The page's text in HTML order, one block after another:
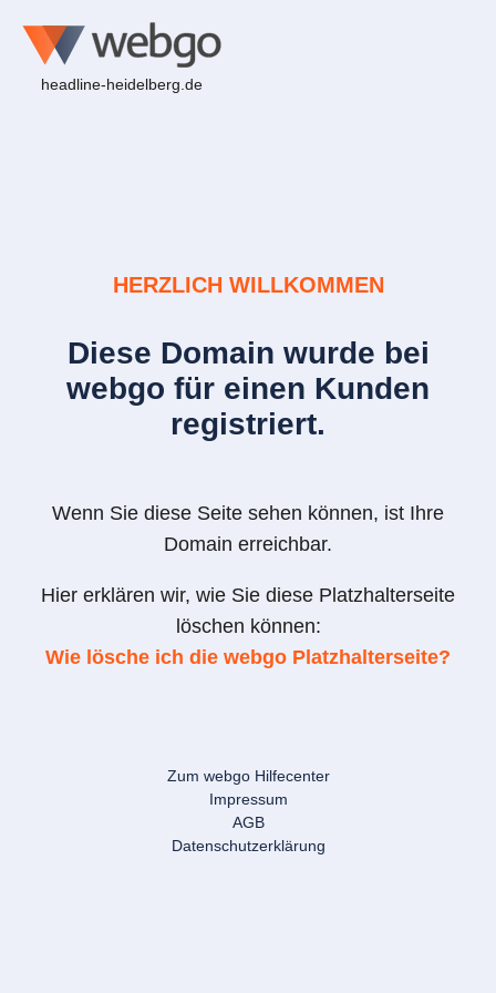
headline-heidelberg.de
HERZLICH WILLKOMMEN
Diese Domain wurde bei
webgo für einen Kunden
registriert.
Wenn Sie diese Seite sehen können, ist Ihre
Domain erreichbar.
Hier erklären wir, wie Sie diese Platzhalterseite
löschen können:
Wie lösche ich die webgo Platzhalterseite?
Zum webgo Hilfecenter
Impressum
AGB
Datenschutzerklärung